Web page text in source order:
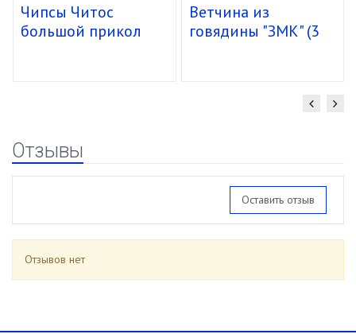
Чипсы Читос
большой прикол
Ветчина из
говядины "ЗМК" (3
Отзывы
Оставить отзыв
Отзывов нет